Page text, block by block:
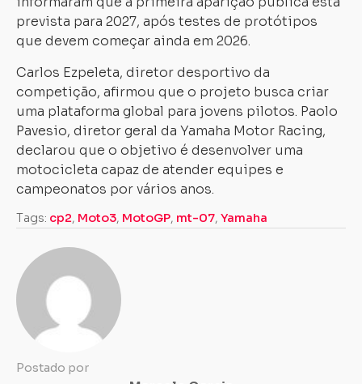
prevista para 2027, após testes de protótipos
que devem começar ainda em 2026.
Carlos Ezpeleta, diretor desportivo da
competição, afirmou que o projeto busca criar
uma plataforma global para jovens pilotos. Paolo
Pavesio, diretor geral da Yamaha Motor Racing,
declarou que o objetivo é desenvolver uma
motocicleta capaz de atender equipes e
campeonatos por vários anos.
Tags: cp2, Moto3, MotoGP, mt-07, Yamaha
Postado por
Carregando...
Carregando...